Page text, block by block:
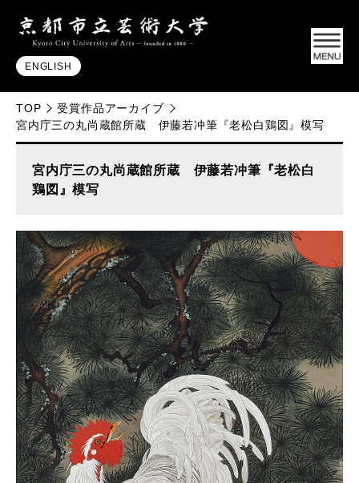
ENGLISH
TOP
受賞作品アーカイブ
宮内庁三の丸尚蔵館所蔵 伊藤若冲筆『老松白鶏図』模写
宮内庁三の丸尚蔵館所蔵 伊藤若冲筆『老松白
鶏図』模写